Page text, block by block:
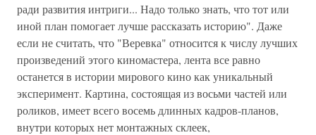
ради развития интриги... Надо только знать, что тот или
иной план помогает лучше рассказать историю". Даже
если не считать, что "Веревка" относится к числу лучших
произведений этого киномастера, лента все равно
останется в истории мирового кино как уникальный
эксперимент. Картина, состоящая из восьми частей или
роликов, имеет всего восемь длинных кадров-планов,
внутри которых нет монтажных склеек,